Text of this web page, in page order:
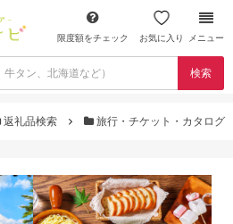
限度額をチェック お気に入り メニュー
検索
返礼品検索 旅行・チケット・カタログ